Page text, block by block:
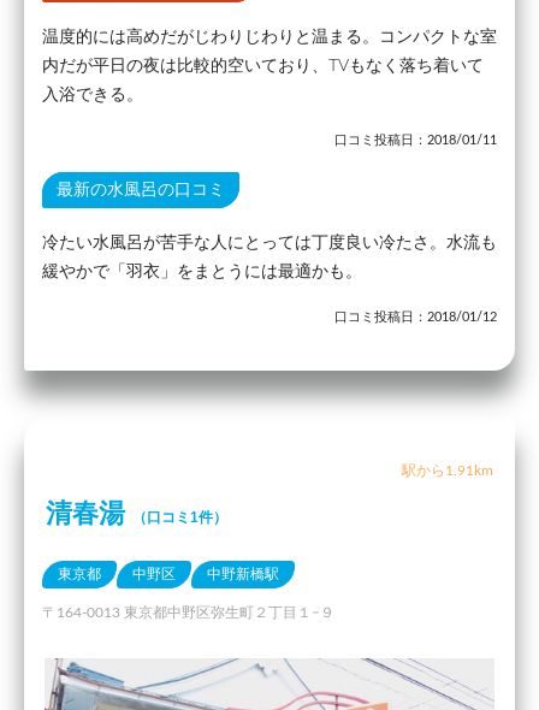
温度的には高めだがじわりじわりと温まる。コンパクトな室
内だが平日の夜は比較的空いており、TVもなく落ち着いて
入浴できる。
口コミ投稿日：2018/01/11
最新の水風呂の口コミ
冷たい水風呂が苦手な人にとっては丁度良い冷たさ。水流も
緩やかで「羽衣」をまとうには最適かも。
口コミ投稿日：2018/01/12
駅から1.91km
清春湯 （口コミ1件）
東京都 中野区 中野新橋駅
〒164-0013 東京都中野区弥生町２丁目１−９